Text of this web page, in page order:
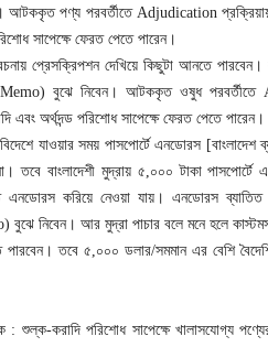
আটককৃত পণ্য পরবর্তীতে Adjudication
সাপেক্ষে ফেরত পেতে পারেন।
প্রেসক্রিপশন দেখিয়ে কিছুটা আনতে
বুঝে নিবেন। আটককৃত ওষুধ পরবর্তীতে
এবং অর্থদন্ড পরিশোধ সাপেক্ষে ফেরত পেতে পারেন।
যাওয়ার সময় পাসপোর্টে এনডোরস
তবে বাংলাদেশী মুদ্রায় ৫,০০০ টাকা
এনডোরস করিয়ে নেওয়া যায়। এনডোরস
নিবেন। আর মুদ্রা পাচার বলে মনে হলে
পারবেন। তবে ৫,০০০ ডলার/সমমান এর বেশি
শুল্ক-করাদি পরিশোধ সাপেক্ষে খালাসযোগ্য